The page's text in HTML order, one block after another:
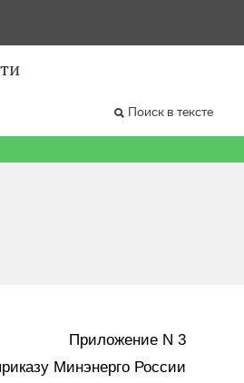
Поиск в тексте
Приложение N 3
Минэнерго России